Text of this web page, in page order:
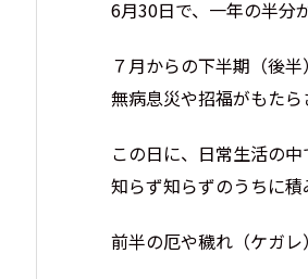
6月30日で、一年の半分
７月からの下半期（後半
無病息災や招福がもた
この日に、日常生活の中
知らず知らずのうちに
前半の厄や穢れ（ケガ